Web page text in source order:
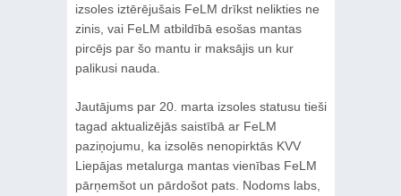
izsoles iztērējušais FeLM drīkst nelikties ne
zinis, vai FeLM atbildībā esošas mantas
pircējs par šo mantu ir maksājis un kur
palikusi nauda.
Jautājums par 20. marta izsoles statusu tieši
tagad aktualizējās saistībā ar FeLM
paziņojumu, ka izsolēs nenopirktās KVV
Liepājas metalurga mantas vienības FeLM
pārņemšot un pārdošot pats. Nodoms labs,